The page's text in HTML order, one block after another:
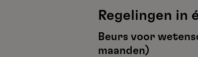
Regelingen in
Beurs voor
maanden)